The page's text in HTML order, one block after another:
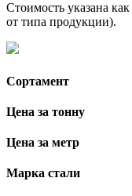
Стоимость указана
от типа продукции).
Сортамент
Цена за тонну
Цена за метр
Марка стали